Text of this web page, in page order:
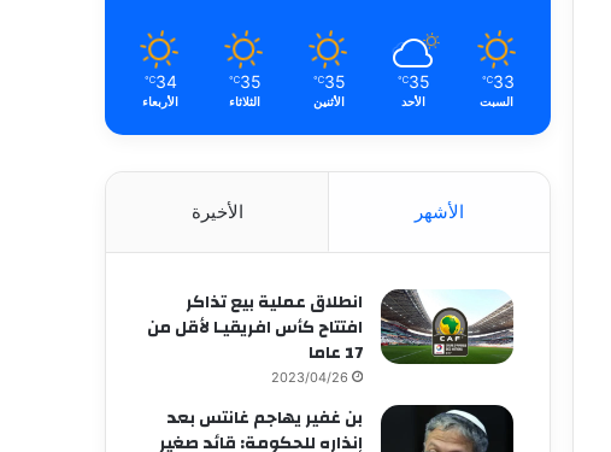
33
℃
السبت
35
℃
الأحد
35
℃
الأثنين
35
℃
الثلاثاء
34
℃
الأربعاء
الأشهر الأخيرة
انطلاق عملية بيع تذاكر
افتتاح كأس افريقيـا لأقل من
17 عاما
2023/04/26
بن غفير يهاجم غانتس بعد
إنذاره للحكومة: قائد صغير